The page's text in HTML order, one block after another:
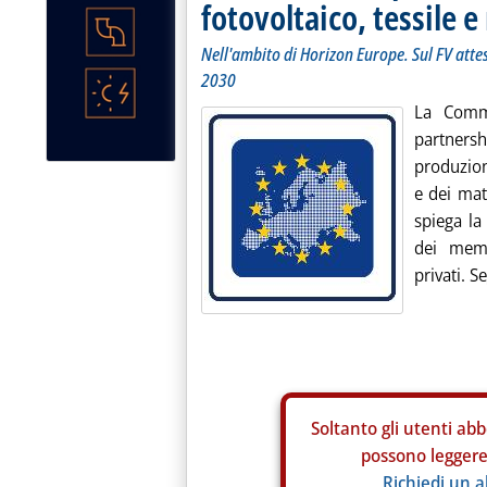
fotovoltaico, tessile
Nell'ambito di Horizon Europe. Sul FV
2030
La
e dei
spiega
dei
privati.
Soltanto gli utenti
possono